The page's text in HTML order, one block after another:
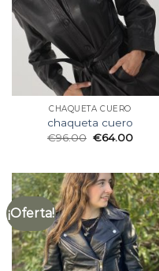
CHAQUETA CUERO
chaqueta cuero
€96.00 €64.00
¡Oferta!